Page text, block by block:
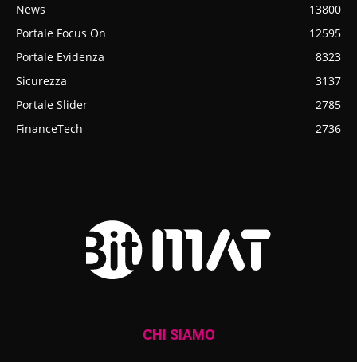
News
13800
Portale Focus On
12595
Portale Evidenza
8323
Sicurezza
3137
Portale Slider
2785
FinanceTech
2736
CHI SIAMO